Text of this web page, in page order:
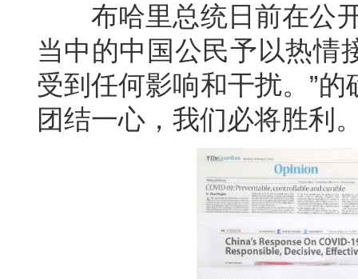
布哈里总统日前在公开
当中的中国公民予以热情
受到任何影响和干扰。”
团结一心，我们必将胜利